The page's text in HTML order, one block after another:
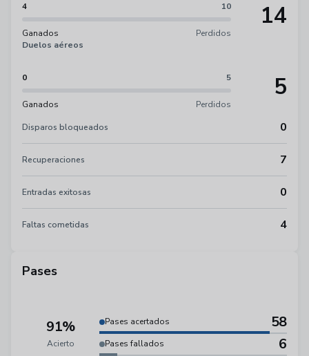
4 10
Ganados Perdidos
14
Duelos aéreos
0 5
Ganados Perdidos
5
Disparos bloqueados 0
Recuperaciones 7
Entradas exitosas 0
Faltas cometidas 4
Pases
91%
Acierto
Pases acertados 58
Pases fallados 6